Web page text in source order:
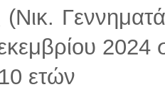
(Νικ.
2024
ετών